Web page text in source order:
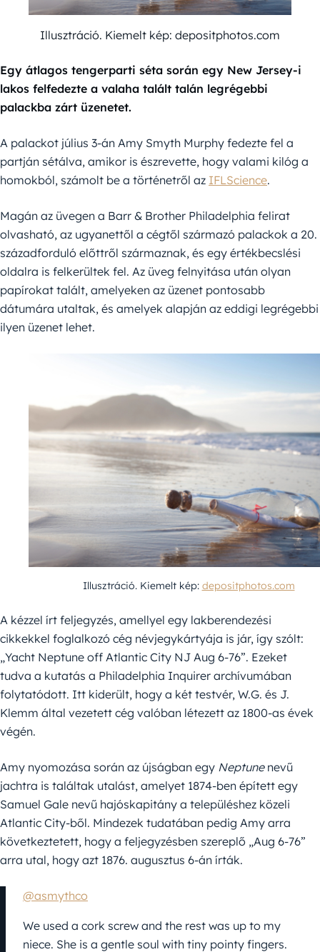
Illusztráció. Kiemelt kép: depositphotos.com
Egy átlagos tengerparti séta során egy New Jersey-i
lakos felfedezte a valaha talált talán legrégebbi
palackba zárt üzenetet.
A palackot július 3-án Amy Smyth Murphy fedezte fel a
partján sétálva, amikor is észrevette, hogy valami kilóg a
homokból, számolt be a történetről az IFLScience.
Magán az üvegen a Barr & Brother Philadelphia felirat
olvasható, az ugyanettől a cégtől származó palackok a 20.
századforduló előttről származnak, és egy értékbecslési
oldalra is felkerültek fel. Az üveg felnyitása után olyan
papírokat talált, amelyeken az üzenet pontosabb
dátumára utaltak, és amelyek alapján az eddigi legrégebbi
ilyen üzenet lehet.
Illusztráció. Kiemelt kép: depositphotos.com
A kézzel írt feljegyzés, amellyel egy lakberendezési
cikkekkel foglalkozó cég névjegykártyája is jár, így szólt:
„Yacht Neptune off Atlantic City NJ Aug 6-76”. Ezeket
tudva a kutatás a Philadelphia Inquirer archívumában
folytatódott. Itt kiderült, hogy a két testvér, W.G. és J.
Klemm által vezetett cég valóban létezett az 1800-as évek
végén.
Amy nyomozása során az újságban egy Neptunenevű
jachtra is találtak utalást, amelyet 1874-ben épített egy
Samuel Gale nevű hajóskapitány a településhez közeli
Atlantic City-ből. Mindezek tudatában pedig Amy arra
következtetett, hogy a feljegyzésben szereplő „Aug 6-76”
arra utal, hogy azt 1876. augusztus 6-án írták.
@asmythco
We used a cork screw and the rest was up to my
niece. She is a gentle soul with tiny pointy fingers.